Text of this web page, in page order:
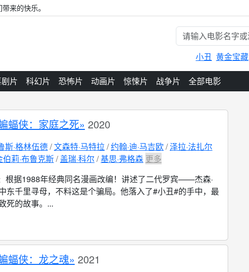
来的快乐。
小丑 黄金宝藏
片 科幻片 恐怖片 动画片 惊悚片 战争片
全部电影
蝠侠：家庭之死» 2020
斯·格林伍德 文森特·马特拉 约翰·迪·马吉欧 泽拉·法扎尔
伯莉·布鲁克斯 盖瑞·科尔 基思·弗格森 更多
根据1988年经典同名漫画改编！讲述了二代罗宾——杰森·
东千里寻母，不料这是个骗局。他落入了#小丑#的手中，最
死的故事。...
蝠侠：龙之魂» 2021